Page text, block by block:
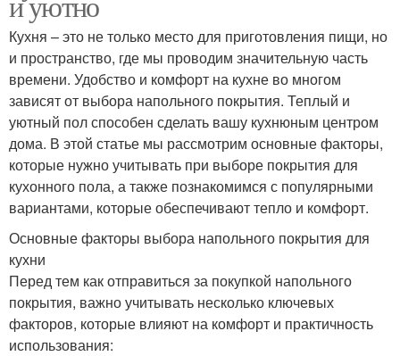
Кухня – это не только место для приготовления пищи, но
и пространство, где мы проводим значительную часть
времени. Удобство и комфорт на кухне во многом
зависят от выбора напольного покрытия. Теплый и
уютный пол способен сделать вашу кухнюным центром
дома. В этой статье мы рассмотрим основные факторы,
которые нужно учитывать при выборе покрытия для
кухонного пола, а также познакомимся с популярными
вариантами, которые обеспечивают тепло и комфорт.
Основные факторы выбора напольного покрытия для
кухни
Перед тем как отправиться за покупкой напольного
покрытия, важно учитывать несколько ключевых
факторов, которые влияют на комфорт и практичность
использования: